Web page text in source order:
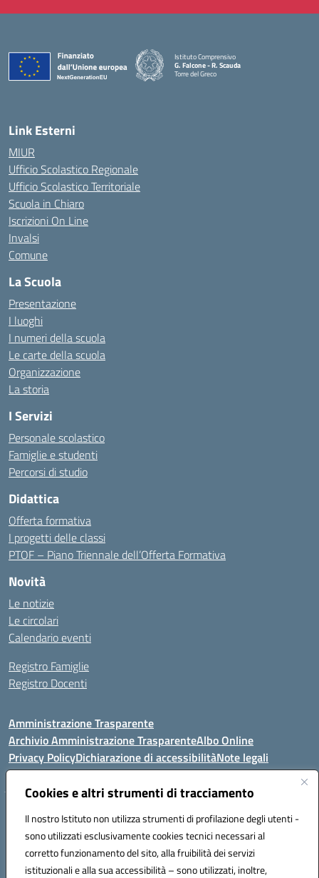
Cookies e altri strumenti di tracciamento
Il nostro Istituto non utilizza strumenti di profilazione degli utenti -
sono utilizzati esclusivamente cookies tecnici necessari al
corretto funzionamento del sito, alla fruibilità dei servizi
istituzionali e alla sua accessibilità – sono utilizzati, inoltre,
Istituto Comprensivo
G. Falcone - R. Scauda
Torre del Greco
Link Esterni
MIUR
Ufficio Scolastico Regionale
Ufficio Scolastico Territoriale
Scuola in Chiaro
Iscrizioni On Line
Invalsi
Comune
La Scuola
Presentazione
I luoghi
I numeri della scuola
Le carte della scuola
Organizzazione
La storia
I Servizi
Personale scolastico
Famiglie e studenti
Percorsi di studio
Didattica
Offerta formativa
I progetti delle classi
PTOF – Piano Triennale dell’Offerta Formativa
Novità
Le notizie
Le circolari
Calendario eventi
Registro Famiglie
Registro Docenti
Amministrazione Trasparente
Archivio Amministrazione TrasparenteAlbo Online
Privacy PolicyDichiarazione di accessibilitàNote legali
Istituto Comprensivo Statale
Via Cupa Campanariello, 5 - 80059, Torre del Greco (NA)
Tel. +39 0818834377 - Fax +39 0818834377 - Cod.Fisc. 95170530638
Email: naic8df00a@istruzione.it - PEC: naic8df00a@pec.istruzione.it